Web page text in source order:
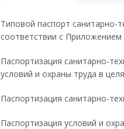
Типовой паспорт санитарно-
соответствии с Приложением
Паспортизация санитарно-
условий и охраны труда в
Паспортизация санитарно-
Паспортизация условий и